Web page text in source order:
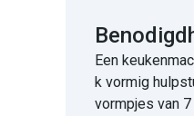
Een
k vormig
vormpjes van